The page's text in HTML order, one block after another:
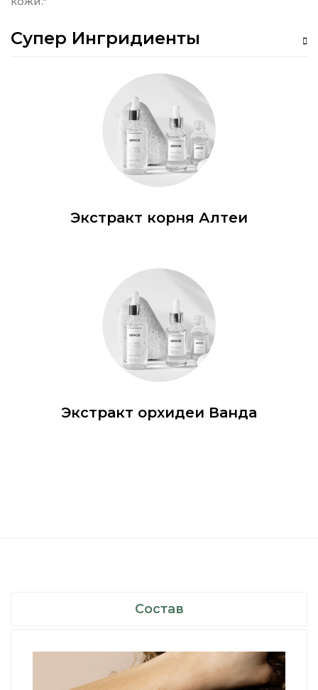
Супер Ингридиенты
Экстракт корня Алтеи
Экстракт орхидеи Ванда
Состав